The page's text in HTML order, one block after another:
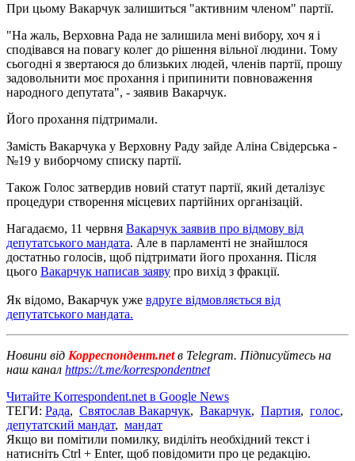
При цьому Вакарчук залишиться "активним членом" партії.
"На жаль, Верховна Рада не залишила мені вибору, хоч я і
сподівався на повагу колег до рішення вільної людини. Тому
сьогодні я звертаюся до близьких людей, членів партії, прошу
задовольнити моє прохання і припинити повноваження
народного депутата", - заявив Вакарчук.
Його прохання підтримали.
Замість Вакарчука у Верховну Раду зайде Аліна Свідерська -
№19 у виборчому списку партії.
Також Голос затвердив новий статут партії, який деталізує
процедури створення місцевих партійних організацій.
Нагадаємо, 11 червня Вакарчук заявив про відмову від
депутатського мандата. Але в парламенті не знайшлося
достатньо голосів, щоб підтримати його прохання. Після
цього Вакарчук написав заяву про вихід з фракції.
Як відомо, Вакарчук уже вдруге відмовляється від
депутатського мандата.
Новини від Корреспондент.netв Telegram. Підписуйтесь на
наш канал https://t.me/korrespondentnet
Читайте Korrespondent.net в Google News
ТЕГИ: Рада, Святослав Вакарчук, Вакарчук, Партия, голос,
депутатский мандат, мандат
Якщо ви помітили помилку, виділіть необхідний текст і
натисніть Ctrl + Enter, щоб повідомити про це редакцію.